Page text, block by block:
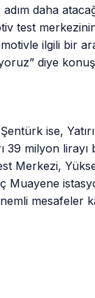
daha
test
ilgili bir
diye
ise,
39 milyon
Merkezi,
Muayene
mesafeler